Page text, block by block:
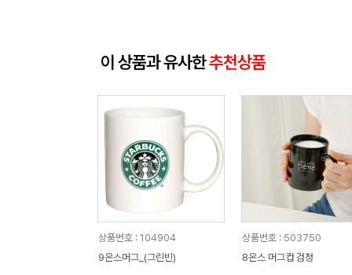
이 상품과 유사한추천상품
상품번호 : 104904
9온스머그_(그린빈)
상품번호 : 503750
8온스 머그컵 검정